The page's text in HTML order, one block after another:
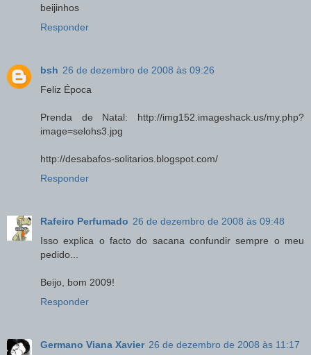
beijinhos
Responder
bsh 26 de dezembro de 2008 às 09:26
Feliz Época
Prenda de Natal: http://img152.imageshack.us/my.php?
image=selohs3.jpg
http://desabafos-solitarios.blogspot.com/
Responder
Rafeiro Perfumado 26 de dezembro de 2008 às 09:48
Isso explica o facto do sacana confundir sempre o meu
pedido...
Beijo, bom 2009!
Responder
Germano Viana Xavier 26 de dezembro de 2008 às 11:17